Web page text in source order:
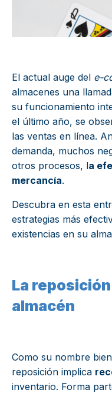
El actual auge del e-
almacenes una
su funcionamiento
el último año, se
las ventas en línea.
demanda, muchos
otros procesos, la
mercancía.
Descubra en esta
estrategias más
existencias en su
La
almacén
Como su nombre
reposición implica
inventario. Forma